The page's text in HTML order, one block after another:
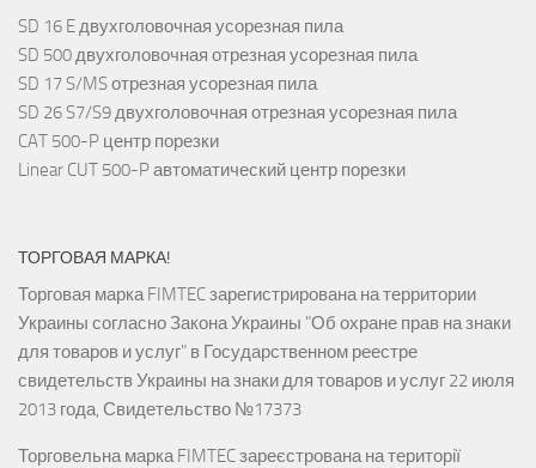
SD 16 E двухголовочная усорезная пила
SD 500 двухголовочная отрезная усорезная пила
SD 17 S/MS отрезная усорезная пила
SD 26 S7/S9 двухголовочная отрезная усорезная пила
CAT 500-P центр порезки
Linear CUT 500-P автоматический центр порезки
ТОРГОВАЯ МАРКА!
Торговая марка FIMTEC зарегистрирована на территории
Украины согласно Закона Украины "Об охране прав на знаки
для товаров и услуг" в Государственном реестре
свидетельств Украины на знаки для товаров и услуг 22 июля
2013 года, Свидетельство №17373
Торговельна марка FIMTEC зареєстрована на території